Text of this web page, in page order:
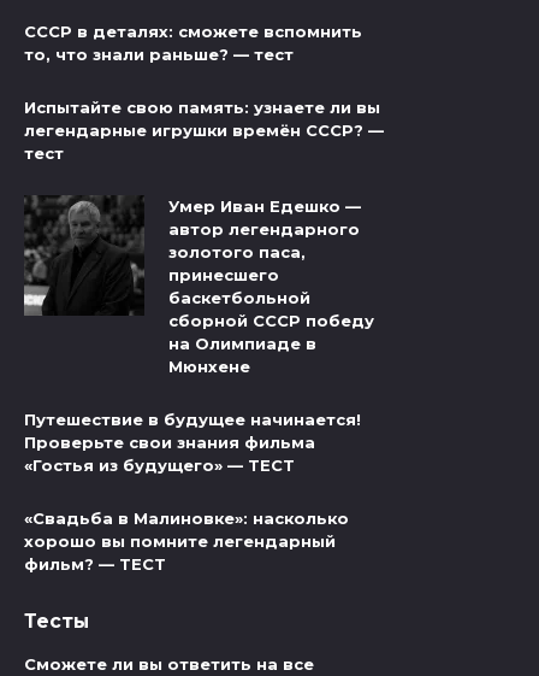
СССР в деталях: сможете вспомнить
то, что знали раньше? — тест
Испытайте свою память: узнаете ли вы
легендарные игрушки времён СССР? —
тест
Умер Иван Едешко —
автор легендарного
золотого паса,
принесшего
баскетбольной
сборной СССР победу
на Олимпиаде в
Мюнхене
Путешествие в будущее начинается!
Проверьте свои знания фильма
«Гостья из будущего» — ТЕСТ
«Свадьба в Малиновке»: насколько
хорошо вы помните легендарный
фильм? — ТЕСТ
Тесты
Сможете ли вы ответить на все